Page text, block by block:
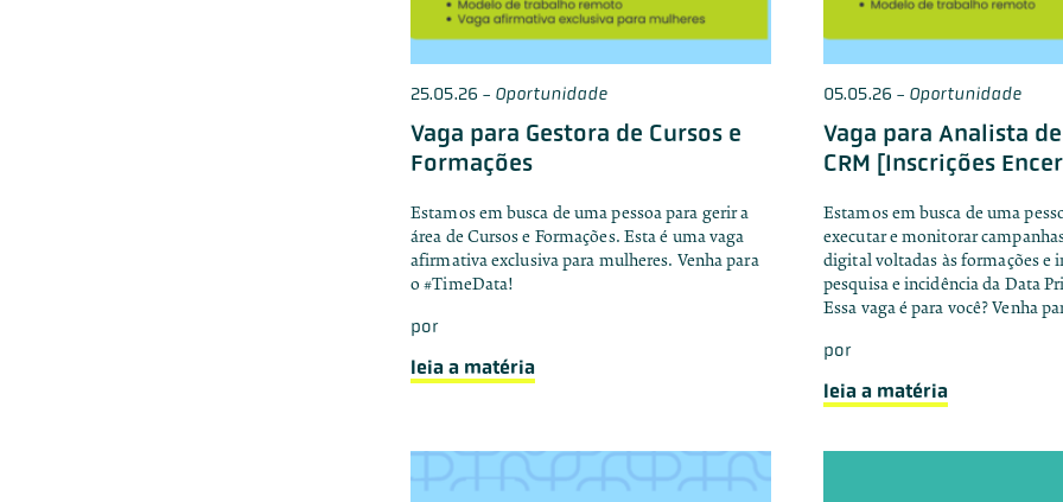
25.05.26 - Oportunidade
Vaga para Gestora de Cursos e
Formações
Estamos em busca de uma pessoa para gerir a
área de Cursos e Formações. Esta é uma vaga
afirmativa exclusiva para mulheres. Venha para
o #TimeData!
por
leia a matéria
05.05.26 - Oportunidade
Vaga para Analista
CRM [Inscrições
Estamos em busca de uma
executar e monitorar
digital voltadas às formações e
pesquisa e incidência da Data
Essa vaga é para você? Venha
por
leia a matéria